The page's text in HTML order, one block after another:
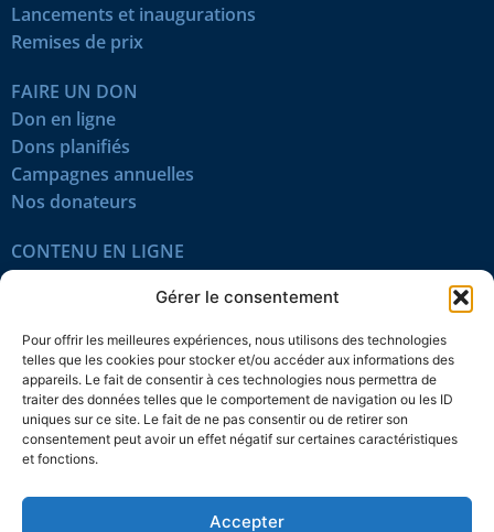
Gérer le consentement
Pour offrir les meilleures expériences, nous utilisons des technologies
telles que les cookies pour stocker et/ou accéder aux informations des
appareils. Le fait de consentir à ces technologies nous permettra de
traiter des données telles que le comportement de navigation ou les ID
uniques sur ce site. Le fait de ne pas consentir ou de retirer son
consentement peut avoir un effet négatif sur certaines caractéristiques
et fonctions.
Accepter
Lancements et inaugurations
Remises de prix
FAIRE UN DON
Don en ligne
Dons planifiés
Campagnes annuelles
Nos donateurs
CONTENU EN LIGNE
Tous les articles
Œuvres du mois
En vidéo
SUIVEZ-NOUS